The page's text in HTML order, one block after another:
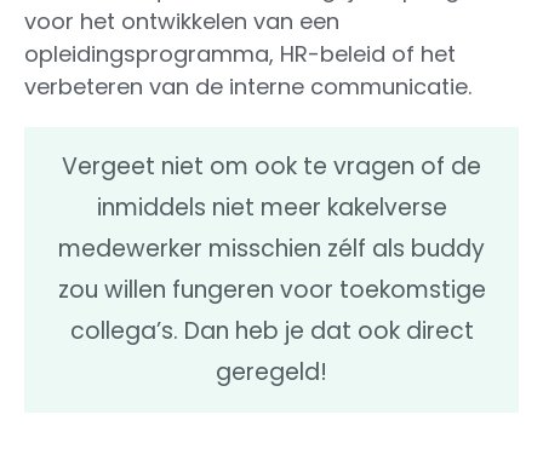
voor het ontwikkelen van een
opleidingsprogramma, HR-beleid of het
verbeteren van de interne communicatie.
Vergeet niet om ook te vragen of de
inmiddels niet meer kakelverse
medewerker misschien zélf als buddy
zou willen fungeren voor toekomstige
collega’s. Dan heb je dat ook direct
geregeld!